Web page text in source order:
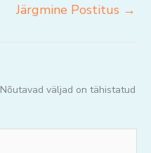
Järgmine Postitus →
Nõutavad väljad on tähistatud